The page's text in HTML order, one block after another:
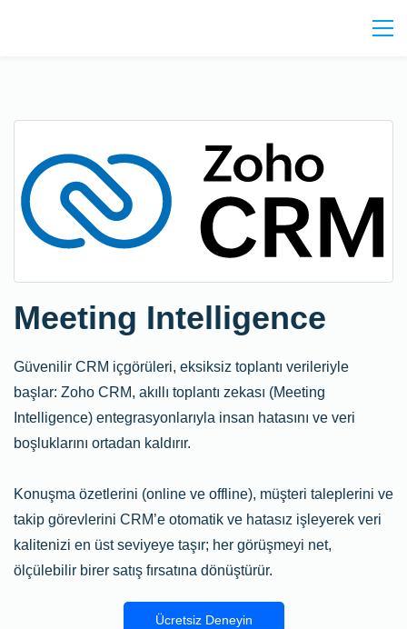
Meeting Intelligence
Güvenilir CRM içgörüleri, eksiksiz toplantı verileriyle
başlar: Zoho CRM, akıllı toplantı zekası (Meeting
Intelligence) entegrasyonlarıyla insan hatasını ve veri
boşluklarını ortadan kaldırır.
Konuşma özetlerini (online ve offline), müşteri taleplerini ve
takip görevlerini CRM’e otomatik ve hatasız işleyerek veri
kalitenizi en üst seviyeye taşır; her görüşmeyi net,
ölçülebilir birer satış fırsatına dönüştürür.
Ücretsiz Deneyin